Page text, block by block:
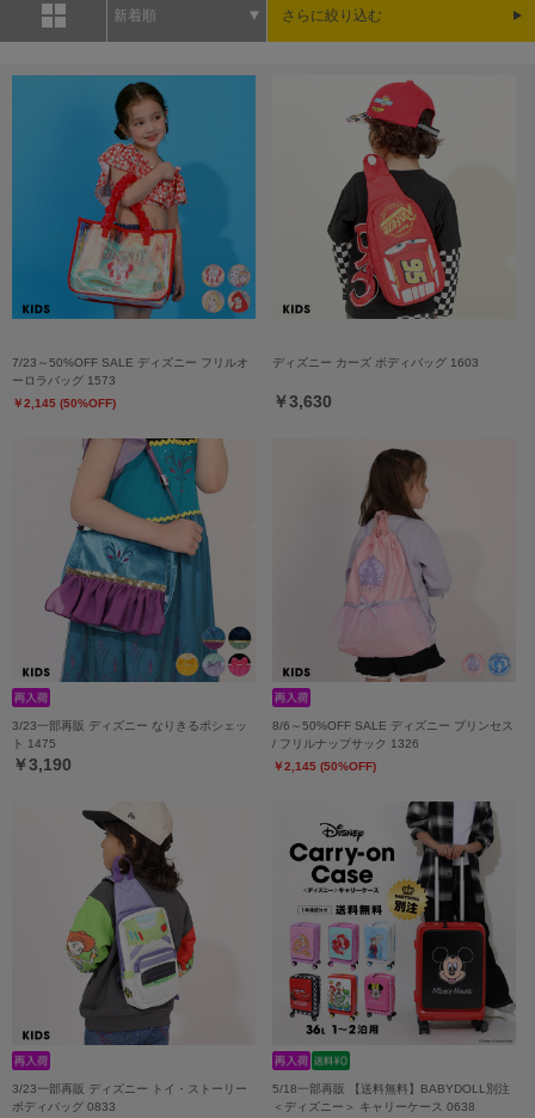
新着順 さらに絞り込む
7/23～50%OFF SALE ディズニー フリルオ
ーロラバッグ 1573
￥2,145 (50%OFF)
ディズニー カーズ ボディバッグ 1603
￥3,630
3/23一部再販 ディズニー なりきるポシェッ
ト 1475
￥3,190
8/6～50%OFF SALE ディズニー プリンセス
/ フリルナップサック 1326
￥2,145 (50%OFF)
3/23一部再販 ディズニー トイ・ストーリー
ボディバッグ 0833
5/18一部再販 【送料無料】BABYDOLL別注
＜ディズニー＞ キャリーケース 0638